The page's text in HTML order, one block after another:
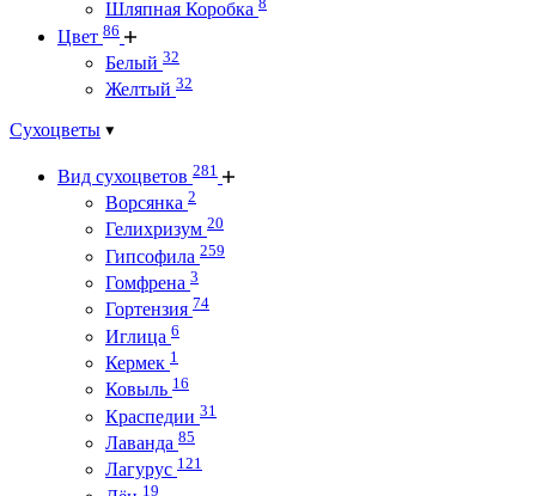
Шляпная Коробка
Цвет 86
Белый 32
Желтый 32
Сухоцветы
Вид сухоцветов 281
Ворсянка 2
Гелихризум 20
Гипсофила 259
Гомфрена 3
Гортензия 74
Иглица 6
Кермек 1
Ковыль 16
Краспедии 31
Лаванда 85
Лагурус 121
19